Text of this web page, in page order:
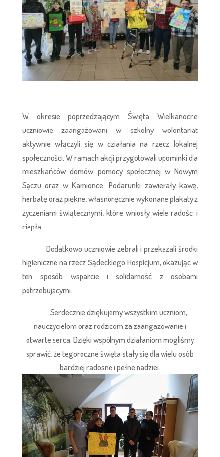
W okresie poprzedzającym Święta Wielkanocne
uczniowie zaangażowani w szkolny wolontariat
aktywnie włączyli się w działania na rzecz lokalnej
społeczności. W ramach akcji przygotowali upominki dla
mieszkańców domów pomocy społecznej w Nowym
Sączu oraz w Kamionce. Podarunki zawierały kawę,
herbatę oraz piękne, własnoręcznie wykonane plakaty z
życzeniami świątecznymi, które wniosły wiele radości i
ciepła.
Dodatkowo uczniowie zebrali i przekazali środki
higieniczne na rzecz Sądeckiego Hospicjum, okazując w
ten sposób wsparcie i solidarność z osobami
potrzebującymi.
Serdecznie dziękujemy wszystkim uczniom,
nauczycielom oraz rodzicom za zaangażowanie i
otwarte serca. Dzięki wspólnym działaniom mogliśmy
sprawić, że tegoroczne święta stały się dla wielu osób
bardziej radosne i pełne nadziei.